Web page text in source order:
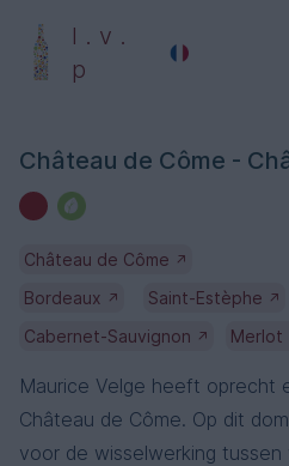
l . v .
p
Château de Côme -
Château de Côme ↗
Bordeaux ↗ Saint-Estèphe ↗
Cabernet-Sauvignon ↗ Merlot
Maurice Velge heeft oprecht
Château de Côme. Op dit
voor de wisselwerking tussen